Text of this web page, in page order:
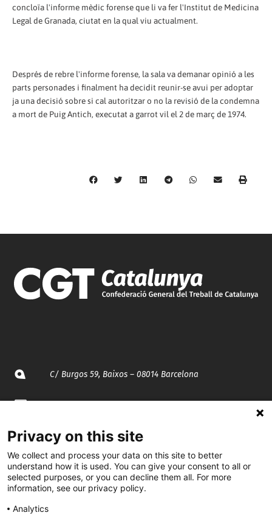
concloïa l'informe mèdic forense que li va fer l'Institut de Medicina
Legal de Granada, ciutat en la qual viu actualment.
Després de rebre l'informe forense, la sala va demanar opinió a les
parts personades i finalment ha decidit reunir-se avui per adoptar
ja una decisió sobre si cal autoritzar o no la revisió de la condemna
a mort de Puig Antich, executat a garrot vil el 2 de març de 1974.
C/ Burgos 59, Baixos – 08014 Barcelona
935 120 481
@CGTCatalunya
cgtcatalunya
Privacy on this site
We collect and process your data on this site to better
understand how it is used. You can give your consent to all or
selected purposes, or you can decline them all. For more
information, see our privacy policy.
Analytics